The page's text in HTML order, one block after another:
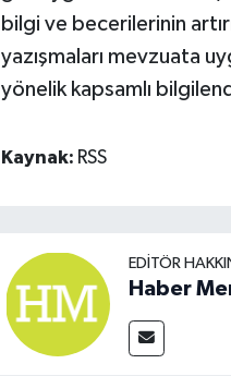
bilgi ve becerilerinin
yazışmaları mevzuata
yönelik kapsamlı
Kaynak: RSS
EDITÖR
Haber